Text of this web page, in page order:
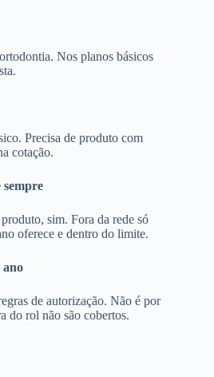
Nos planos básicos
Precisa de produto com
cotação.
sempre
sim. Fora da rede só
oferece e dentro do limite.
ano
de autorização. Não é por
do rol não são cobertos.